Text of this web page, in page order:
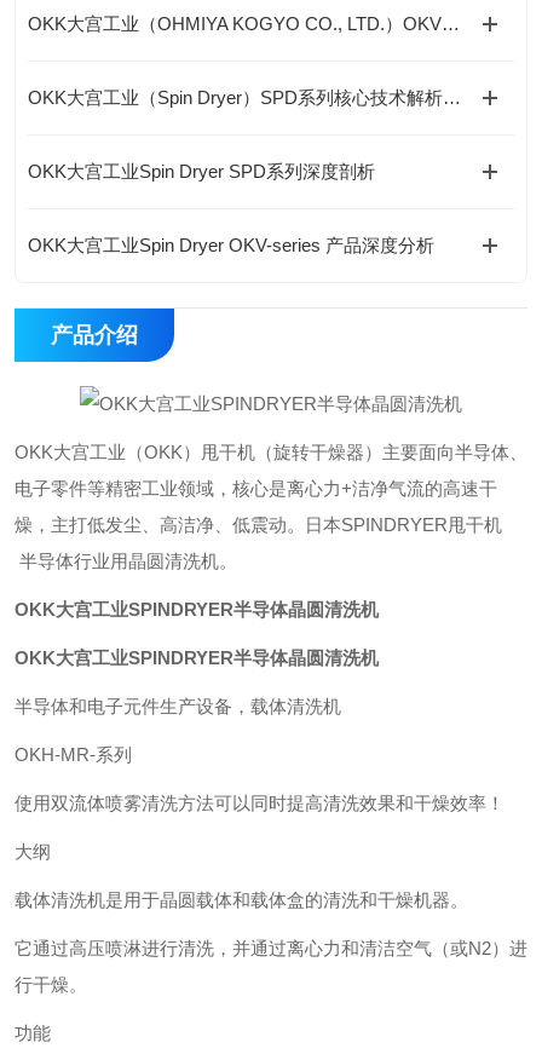
OKK大宫工业（OHMIYA KOGYO CO., LTD.）OKV系列立式离心甩干机工作原理
OKK大宫工业（Spin Dryer）SPD系列核心技术解析（差异化竞争优势）
OKK大宫工业Spin Dryer SPD系列深度剖析
OKK大宫工业Spin Dryer OKV-series 产品深度分析
产品介绍
OKK大宫工业（OKK）甩干机（旋转干燥器）主要面向半导体、
电子零件等精密工业领域，核心是离心力+洁净气流的高速干
燥，主打低发尘、高洁净、低震动。日本SPINDRYER甩干机
半导体行业用晶圆清洗机。
OKK大宫工业SPINDRYER半导体晶圆清洗机
OKK大宫工业SPINDRYER半导体晶圆清洗机
半导体和电子元件生产设备，载体清洗机
OKH-MR-系列
使用双流体喷雾清洗方法可以同时提高清洗效果和干燥效率！
大纲
载体清洗机是用于晶圆载体和载体盒的清洗和干燥机器。
它通过高压喷淋进行清洗，并通过离心力和清洁空气（或N2）进
行干燥。
功能